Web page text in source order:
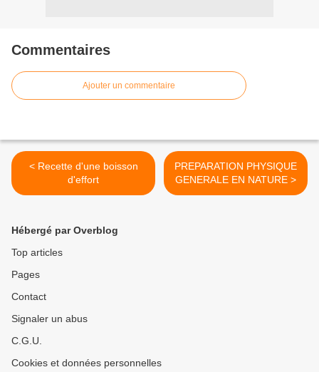
Commentaires
Ajouter un commentaire
< Recette d'une boisson
d'effort
PREPARATION PHYSIQUE
GENERALE EN NATURE >
Hébergé par Overblog
Top articles
Pages
Contact
Signaler un abus
C.G.U.
Cookies et données personnelles